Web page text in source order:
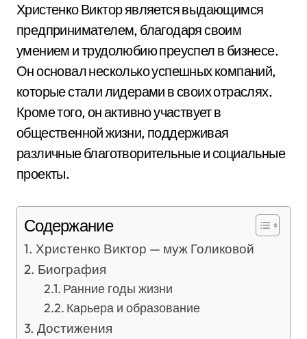
Христенко Виктор является выдающимся
предпринимателем, благодаря своим
умением и трудолюбию преуспел в бизнесе.
Он основал несколько успешных компаний,
которые стали лидерами в своих отраслях.
Кроме того, он активно участвует в
общественной жизни, поддерживая
различные благотворительные и социальные
проекты.
Содержание
Христенко Виктор — муж Голиковой
Биография
Ранние годы жизни
Карьера и образование
Достижения